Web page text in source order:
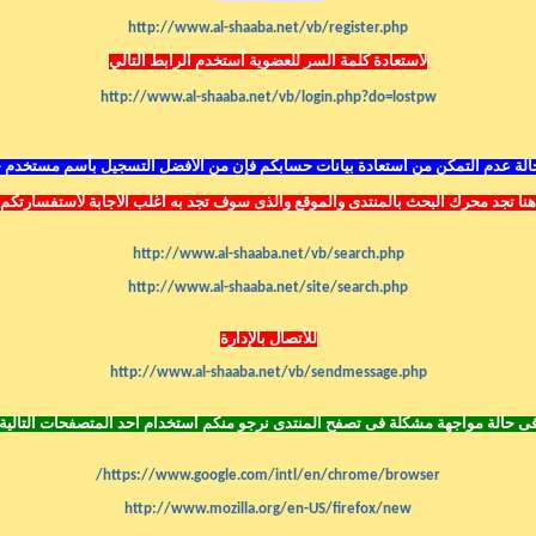
http://www.al-shaaba.net/vb/register.php
لأستعادة كلمة السر للعضوية أستخدم الرابط التالي
http://www.al-shaaba.net/vb/login.php?do=lostpw
عدم التمكن من أستعادة بيانات حسابكم فإن من الأفضل التسجيل بأسم مستخدم
هنا تجد محرك البحث بالمنتدى والموقع والذى سوف تجد به أغلب الأجابة لأستفسارتكم
http://www.al-shaaba.net/vb/search.php
http://www.al-shaaba.net/site/search.php
للأتصال بالإدارة
http://www.al-shaaba.net/vb/sendmessage.php
حالة مواجهة مشكلة فى تصفح المنتدى نرجو منكم أستخدام أحد المتصفحات
https://www.google.com/intl/en/chrome/browser/
http://www.mozilla.org/en-US/firefox/new